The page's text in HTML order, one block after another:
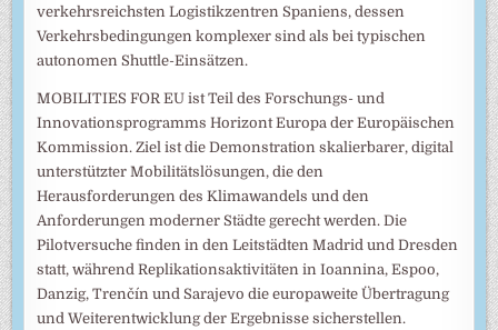
verkehrsreichsten Logistikzentren Spaniens, dessen
Verkehrsbedingungen komplexer sind als bei typischen
autonomen Shuttle-Einsätzen.
MOBILITIES FOR EU ist Teil des Forschungs- und
Innovationsprogramms Horizont Europa der Europäischen
Kommission. Ziel ist die Demonstration skalierbarer, digital
unterstützter Mobilitätslösungen, die den
Herausforderungen des Klimawandels und den
Anforderungen moderner Städte gerecht werden. Die
Pilotversuche finden in den Leitstädten Madrid und Dresden
statt, während Replikationsaktivitäten in Ioannina, Espoo,
Danzig, Trenčín und Sarajevo die europaweite Übertragung
und Weiterentwicklung der Ergebnisse sicherstellen.